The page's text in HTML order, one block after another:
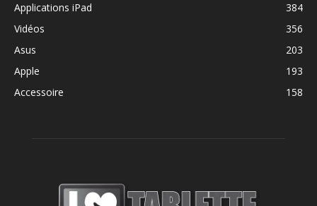
Applications iPad
384
Vidéos
356
Asus
203
Apple
193
Accessoire
158